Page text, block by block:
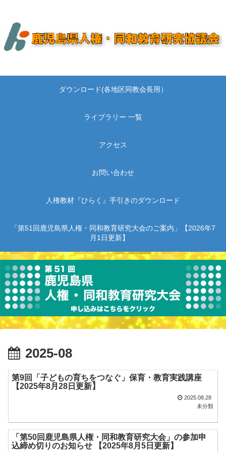
ダウンロード(各地区同教会長用）
ライブラリー 一覧
アクセス
お問い合わせ
人権教材『ひらく』手引きのダウンロード
「第51回鹿児島県人権・同和教育研究大会のご案内」【2026年7
月1日更新】
2025-08
第9回「子どもの育ちをつなぐ」保育・教育実践講座
【2025年8月28日更新】
2025.08.28
未分類
「第50回鹿児島県人権・同和教育研究大会」の参加申
込締め切りのお知らせ 【2025年8月5日更新】